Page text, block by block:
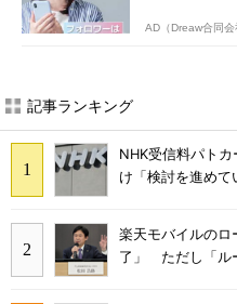
AD（Dreaw合同会
記事ランキング
NHK受信料パト
け「検討を進めて
楽天モバイルのロ
了」 ただし「ル